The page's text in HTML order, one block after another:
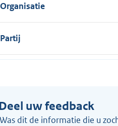
Organisatie
Partij
uw feedback
Was dit de informatie die u